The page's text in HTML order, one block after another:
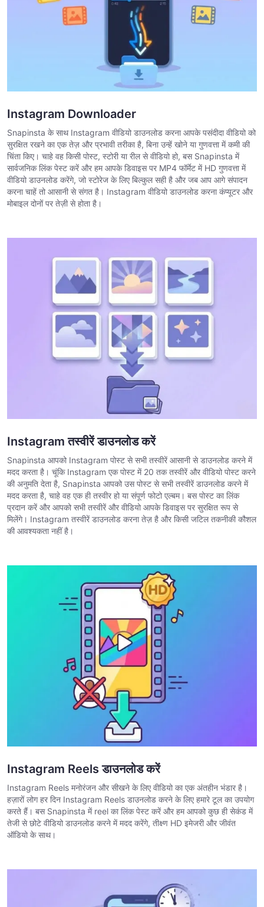
Instagram Downloader
Snapinsta के साथ Instagram वीडियो डाउनलोड करना आपके पसंदीदा वीडियो को
सुरक्षित रखने का एक तेज़ और प्रभावी तरीका है, बिना उन्हें खोने या गुणवत्ता में कमी की
चिंता किए। चाहे वह किसी पोस्ट, स्टोरी या रील से वीडियो हो, बस Snapinsta में
सार्वजनिक लिंक पेस्ट करें और हम आपके डिवाइस पर MP4 फॉर्मेट में HD गुणवत्ता में
वीडियो डाउनलोड करेंगे, जो स्टोरेज के लिए बिल्कुल सही है और जब आप आगे संपादन
करना चाहें तो आसानी से संगत है। Instagram वीडियो डाउनलोड करना कंप्यूटर और
मोबाइल दोनों पर तेज़ी से होता है।
Instagram तस्वीरें डाउनलोड करें
Snapinsta आपको Instagram पोस्ट से सभी तस्वीरें आसानी से डाउनलोड करने में
मदद करता है। चूंकि Instagram एक पोस्ट में 20 तक तस्वीरें और वीडियो पोस्ट करने
की अनुमति देता है, Snapinsta आपको उस पोस्ट से सभी तस्वीरें डाउनलोड करने में
मदद करता है, चाहे वह एक ही तस्वीर हो या संपूर्ण फोटो एल्बम। बस पोस्ट का लिंक
प्रदान करें और आपको सभी तस्वीरें और वीडियो आपके डिवाइस पर सुरक्षित रूप से
मिलेंगे। Instagram तस्वीरें डाउनलोड करना तेज़ है और किसी जटिल तकनीकी कौशल
की आवश्यकता नहीं है।
Instagram Reels डाउनलोड करें
Instagram Reels मनोरंजन और सीखने के लिए वीडियो का एक अंतहीन भंडार है।
हज़ारों लोग हर दिन Instagram Reels डाउनलोड करने के लिए हमारे टूल का उपयोग
करते हैं। बस Snapinsta में reel का लिंक पेस्ट करें और हम आपको कुछ ही सेकंड में
तेजी से छोटे वीडियो डाउनलोड करने में मदद करेंगे, तीक्ष्ण HD इमेजरी और जीवंत
ऑडियो के साथ।